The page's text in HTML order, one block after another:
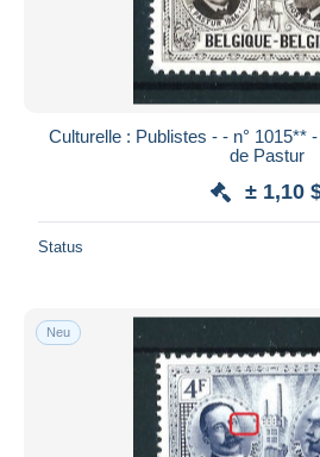
Culturelle : Publistes - - n° 1015**
de Pastur
± 1,10
Status
Neu